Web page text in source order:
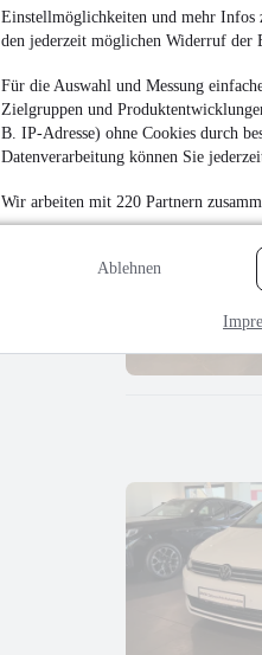
Einstellmöglichkeiten und mehr Infos
den jederzeit möglichen Widerruf
Für die Auswahl und Messung
Zielgruppen und
B. IP-Adresse) ohne Cookies durch
Datenverarbeitung können Sie
Wir arbeiten mit 220 Partnern
Ablehnen